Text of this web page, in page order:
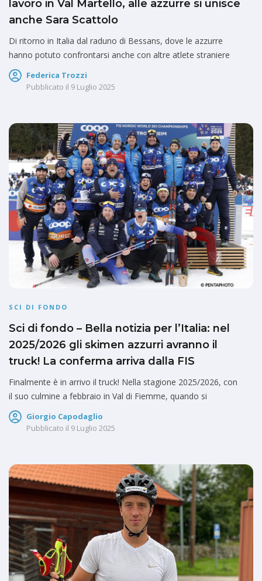
lavoro in Val Martello, alle azzurre si unisce
anche Sara Scattolo
Di ritorno in Italia dal raduno di Bessans, dove le azzurre
hanno potuto confrontarsi anche con altre atlete straniere
Federica Trozzi
Pubblicato il 9 Luglio 2025
SCI DI FONDO
Sci di fondo – Bella notizia per l’Italia: nel
2025/2026 gli skimen azzurri avranno il
truck! La conferma arriva dalla FIS
Finalmente è in arrivo il truck! Nella stagione 2025/2026, con
il suo culmine a febbraio in Val di Fiemme, quando si
Giorgio Capodaglio
Pubblicato il 9 Luglio 2025